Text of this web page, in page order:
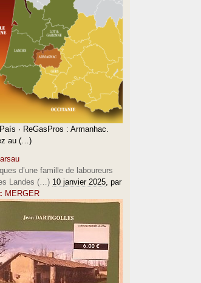
· ReGasPros : Armanhac.
au (…)
d’une famille de laboureurs
Landes (…) 10 janvier 2025, par
MERGER